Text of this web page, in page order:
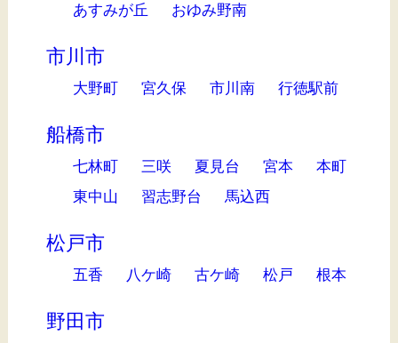
あすみが丘 おゆみ野南
市川市
大野町 宮久保 市川南 行徳駅前
船橋市
七林町 三咲 夏見台 宮本
本町
東中山
習志野台 馬込西
松戸市
五香 八ケ崎 古ケ崎 松戸 根本
野田市